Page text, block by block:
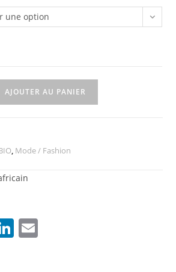
une option
AJOUTER AU PANIER
, Mode / Fashion
Li